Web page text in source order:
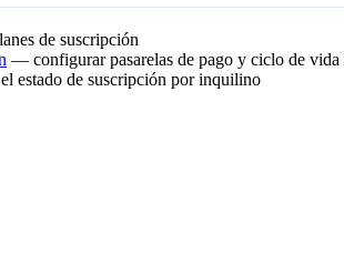
de suscripción
— configurar pasarelas de pago y ciclo de vida
estado de suscripción por inquilino